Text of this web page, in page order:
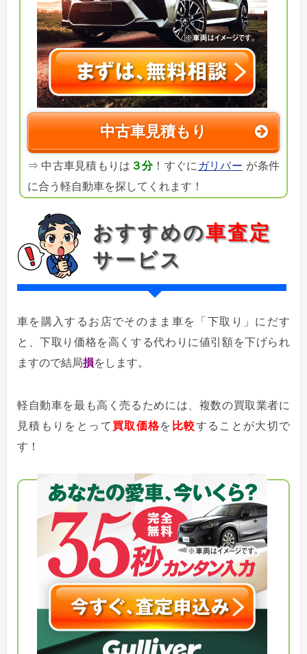
中古車見積もり
⇒ 中古車見積もりは ３分！すぐに ガリバー が条件
に合う軽自動車を探してくれます！
おすすめの車査定
サービス
車を購入するお店でそのまま車を「下取り」にだす
と、下取り価格を高くする代わりに値引額を下げられ
ますので結局損をします。
軽自動車を最も高く売るためには、複数の買取業者に
見積もりをとって 買取価格を 比較することが大切で
す！